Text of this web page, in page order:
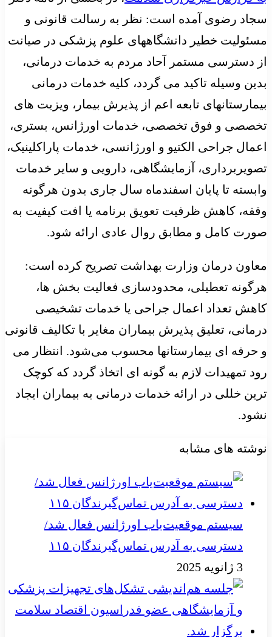
سجاد رضوی آمده است: نظر به رسالت قانونی و
مسئولیت خطیر دانشگاههای علوم پزشکی در صیانت
از دسترسی مستمر آحاد مردم به خدمات درمانی،
بدین وسیله تاکید می گردد، کلیه خدمات درمانی
بیمارستانهای تابعه اعم از پذیرش بیمار، ویزیت های
تخصصی و فوق تخصصی، خدمات اورژانس، بستری،
اعمال جراحی الکتیو و اورژانسی، خدمات پاراکلینیک،
تصویربرداری، آزمایشگاهی، دارویی و سایر خدمات
وابسته تا پایان اسفندماه سال جاری بدون هرگونه
وقفه، کاهش ظرفیت تعویق برنامه یا افت کیفیت به
صورت کامل و مطابق روال عادی ارائه شود.
معاون درمان وزارت بهداشت تصریح کرده است:
هرگونه تعطیلی، محدودسازی فعالیت بخش ها،
کاهش تعداد اعمال جراحی یا خدمات تشخیصی
درمانی، تعلیق پذیرش بیماران مغایر با تکالیف قانونی
و حرفه ای بیمارستانها محسوب می‌شود. انتظار می
رود تمهیدات لازم به گونه ای اتخاذ گردد که کوچک
ترین خللی در ارائه خدمات درمانی به بیماران ایجاد
نشود.
نوشته های مشابه
سیستم موقعیت‌یاب اورژانس فعال شد/
دسترسی به آدرس تماس‌گیرندگان ۱۱۵
3 ژانویه 2025